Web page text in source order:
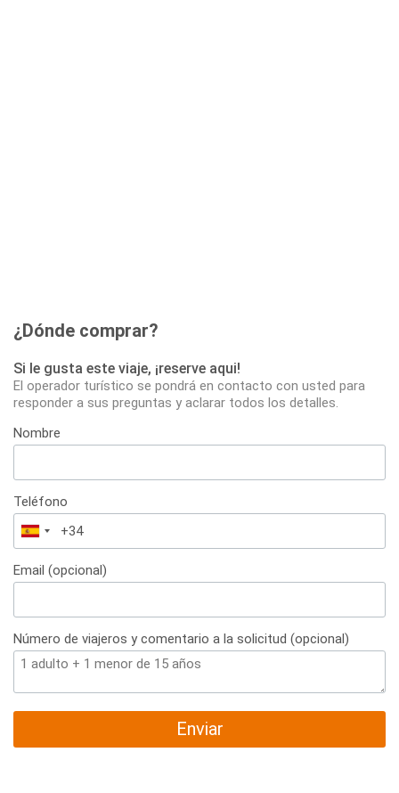
¿Dónde comprar?
Si le gusta este viaje, ¡reserve aqui!
El operador turístico se pondrá en contacto con usted para
responder a sus preguntas y aclarar todos los detalles.
Nombre
Teléfono
España
+34
Email (opcional)
Número de viajeros y comentario a la solicitud (opcional)
Enviar